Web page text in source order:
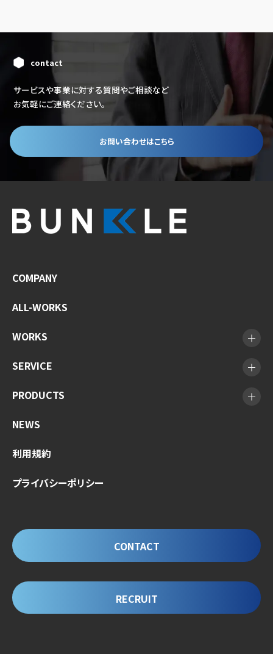
contact
サービスや事業に対する質問やご相談など
お気軽にご連絡ください。
お問い合わせはこちら
COMPANY
ALL-WORKS
WORKS
SERVICE
PRODUCTS
NEWS
利用規約
プライバシーポリシー
CONTACT
RECRUIT